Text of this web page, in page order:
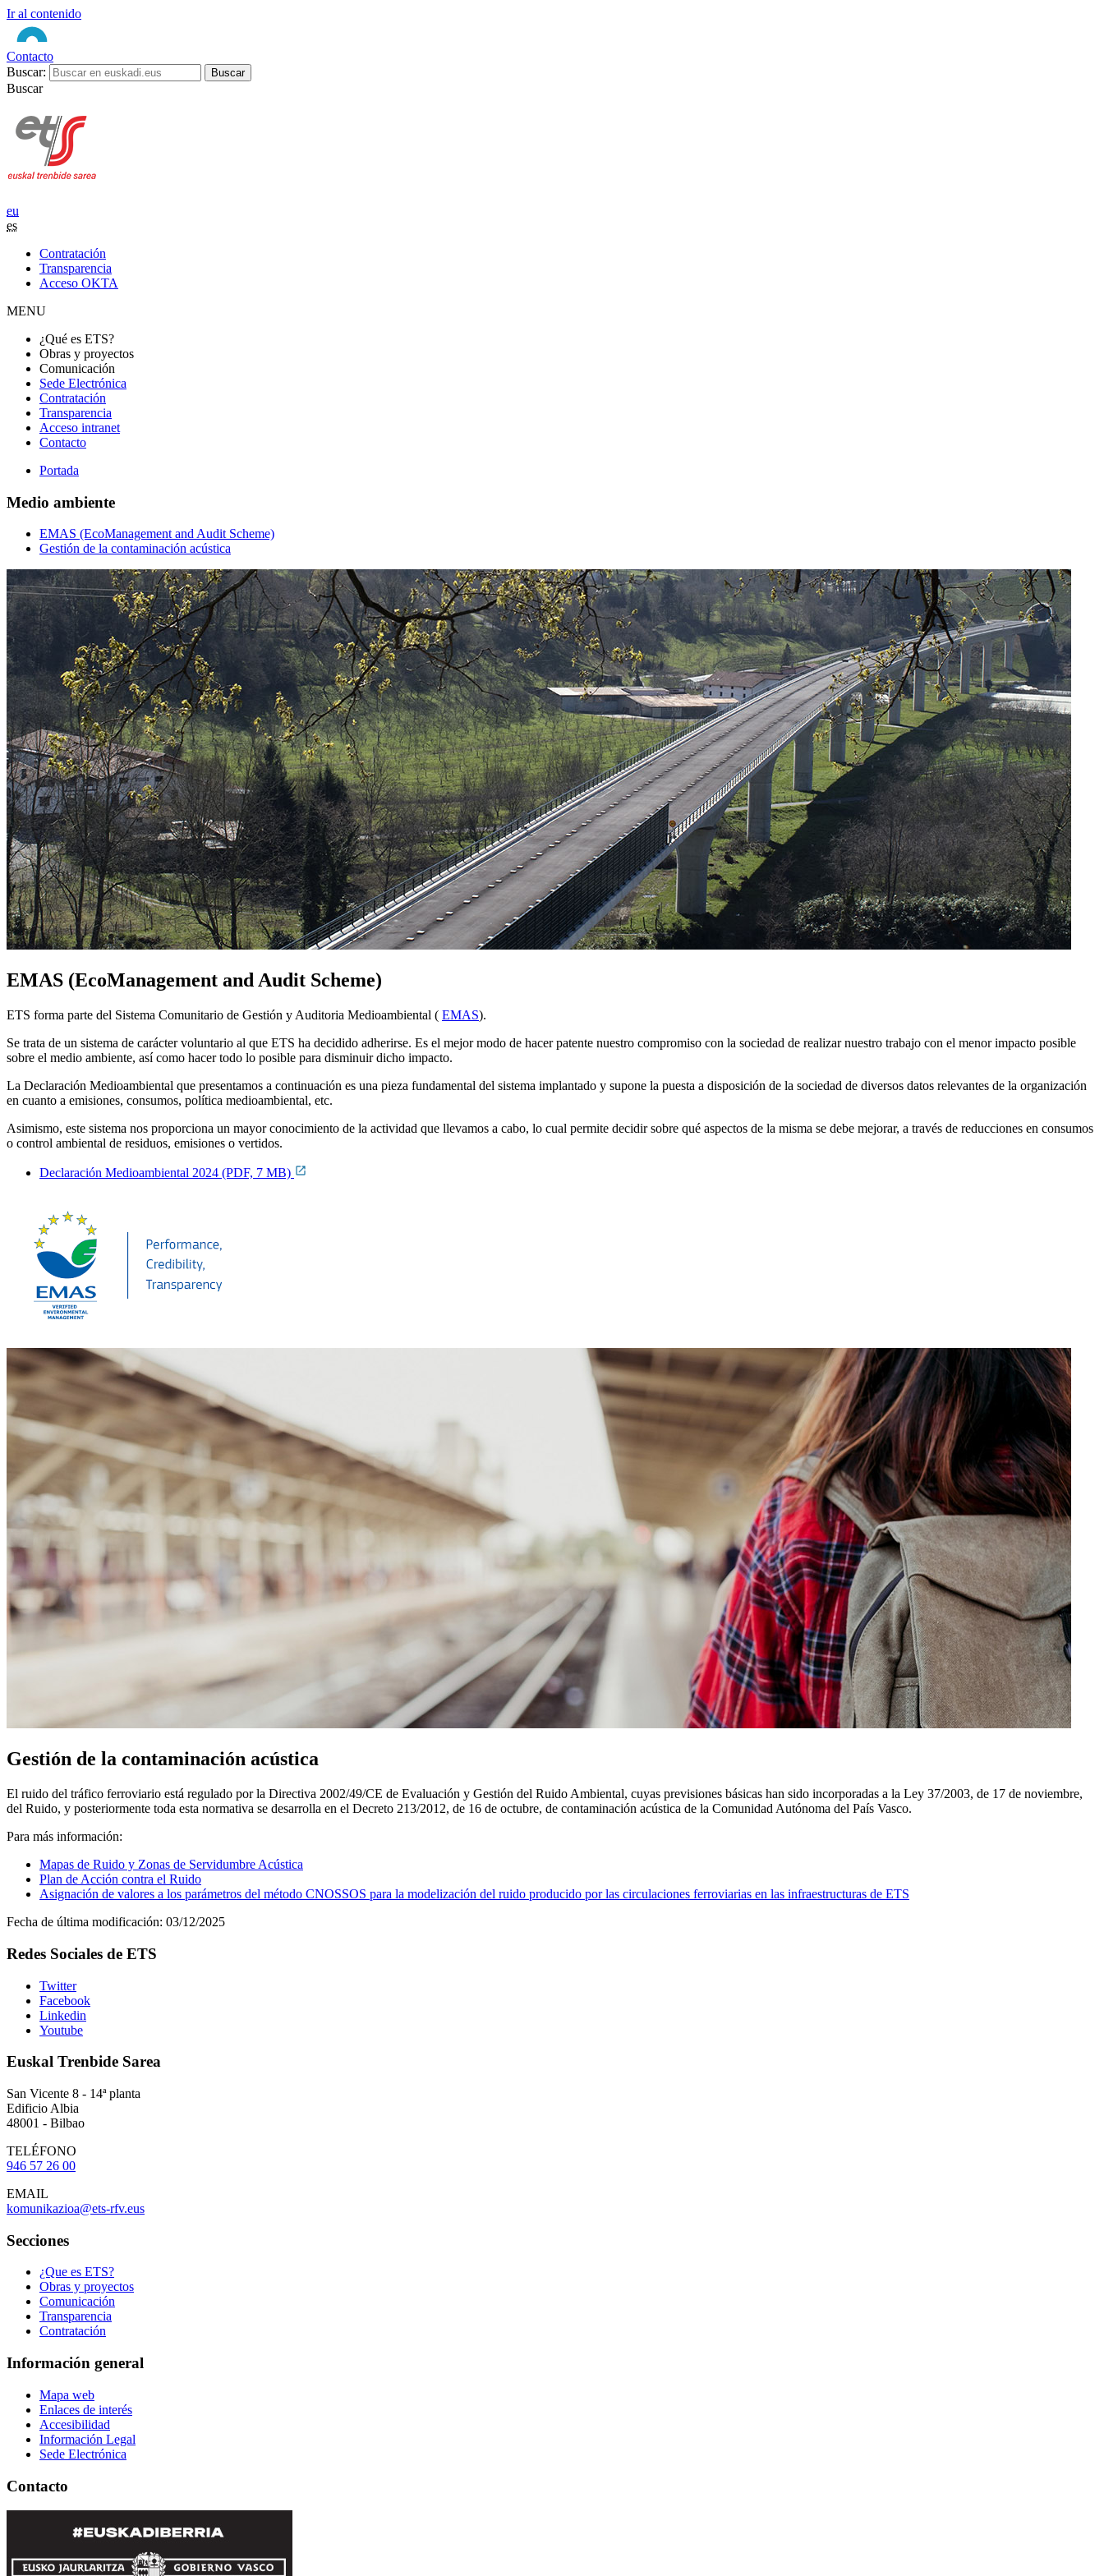
Ir al contenido
Contacto
Buscar:
Buscar
eu
es
Contratación
Transparencia
Acceso OKTA
MENU
¿Qué es ETS?
Obras y proyectos
Comunicación
Sede Electrónica
Contratación
Transparencia
Acceso intranet
Contacto
Portada
Medio ambiente
EMAS (EcoManagement and Audit Scheme)
Gestión de la contaminación acústica
EMAS (EcoManagement and Audit Scheme)
ETS forma parte del Sistema Comunitario de Gestión y Auditoria Medioambiental ( EMAS).
Se trata de un sistema de carácter voluntario al que ETS ha decidido adherirse. Es el mejor modo de hacer patente nuestro compromiso con la sociedad de realizar nuestro trabajo con el menor impacto posible
sobre el medio ambiente, así como hacer todo lo posible para disminuir dicho impacto.
La Declaración Medioambiental que presentamos a continuación es una pieza fundamental del sistema implantado y supone la puesta a disposición de la sociedad de diversos datos relevantes de la organización
en cuanto a emisiones, consumos, política medioambiental, etc.
Asimismo, este sistema nos proporciona un mayor conocimiento de la actividad que llevamos a cabo, lo cual permite decidir sobre qué aspectos de la misma se debe mejorar, a través de reducciones en consumos
o control ambiental de residuos, emisiones o vertidos.
Declaración Medioambiental 2024 (PDF, 7 MB)
Gestión de la contaminación acústica
El ruido del tráfico ferroviario está regulado por la Directiva 2002/49/CE de Evaluación y Gestión del Ruido Ambiental, cuyas previsiones básicas han sido incorporadas a la Ley 37/2003, de 17 de noviembre,
del Ruido, y posteriormente toda esta normativa se desarrolla en el Decreto 213/2012, de 16 de octubre, de contaminación acústica de la Comunidad Autónoma del País Vasco.
Para más información:
Mapas de Ruido y Zonas de Servidumbre Acústica
Plan de Acción contra el Ruido
Asignación de valores a los parámetros del método CNOSSOS para la modelización del ruido producido por las circulaciones ferroviarias en las infraestructuras de ETS
Fecha de última modificación: 03/12/2025
Redes Sociales de ETS
Twitter
Facebook
Linkedin
Youtube
Euskal Trenbide Sarea
San Vicente 8 - 14ª planta
Edificio Albia
48001 - Bilbao
TELÉFONO
946 57 26 00
EMAIL
komunikazioa@ets-rfv.eus
Secciones
¿Que es ETS?
Obras y proyectos
Comunicación
Transparencia
Contratación
Información general
Mapa web
Enlaces de interés
Accesibilidad
Información Legal
Sede Electrónica
Contacto